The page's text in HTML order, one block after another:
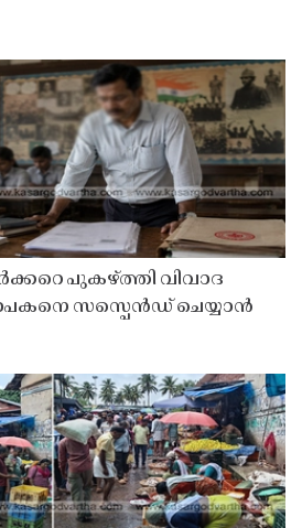
പുകഴ്ത്തി വിവാദ
സസ്പെൻഡ് ചെയ്യാൻ